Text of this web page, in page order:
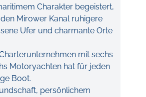
Charakter begeistert,
Mirower Kanal ruhigere
Ufer und charmante Orte
mit sechs
Motoryachten hat für jeden
Boot.
persönlichem